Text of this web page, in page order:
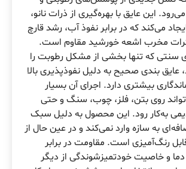
این عایق با بهره‌گیری از ذرات نانو،
می‌کند که در برابر نفوذ آب، رشد قارچ
مخرب اشعه خورشید مقاوم است.
سنتی که تنها بخشی از مشکل رطوبت را
عایق بندی صحیح به دلیل نفوذپذیری بالا
بیشتری دارد. اجرای آن بسیار
روی بتن، فلز، چوب، سنگ و حتی
به‌کار رود. این محصول به دلیل سبک
به سازه وارد نمی‌کند و در عین حال از
رنگ‌آمیزی است. مقاومت در برابر
و خاصیت خودتمیزشوندگی از دیگر